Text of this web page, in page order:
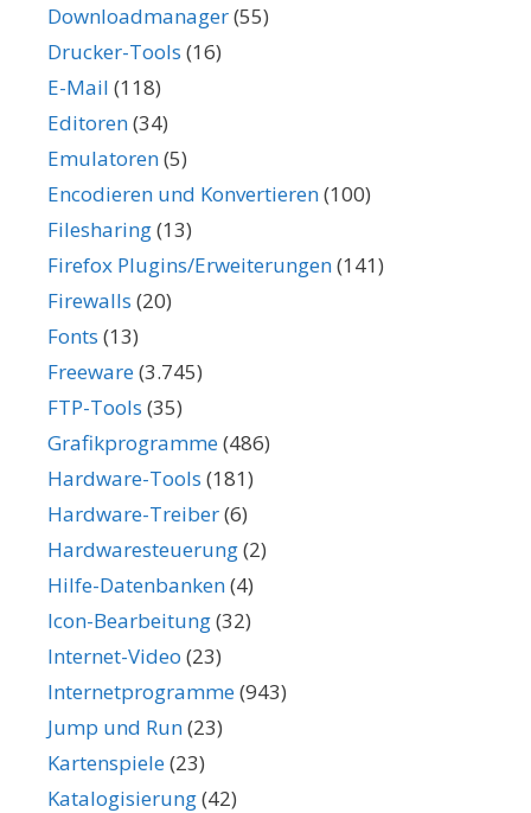
Downloadmanager(55)
Drucker-Tools (16)
E-Mail (118)
Editoren(34)
Emulatoren(5)
Encodieren und Konvertieren(100)
Filesharing(13)
Firefox Plugins/Erweiterungen(141)
Firewalls (20)
Fonts (13)
Freeware(3.745)
FTP-Tools (35)
Grafikprogramme(486)
Hardware-Tools (181)
Hardware-Treiber(6)
Hardwaresteuerung(2)
Hilfe-Datenbanken(4)
Icon-Bearbeitung(32)
Internet-Video (23)
Internetprogramme(943)
Jump und Run(23)
Kartenspiele(23)
Katalogisierung(42)